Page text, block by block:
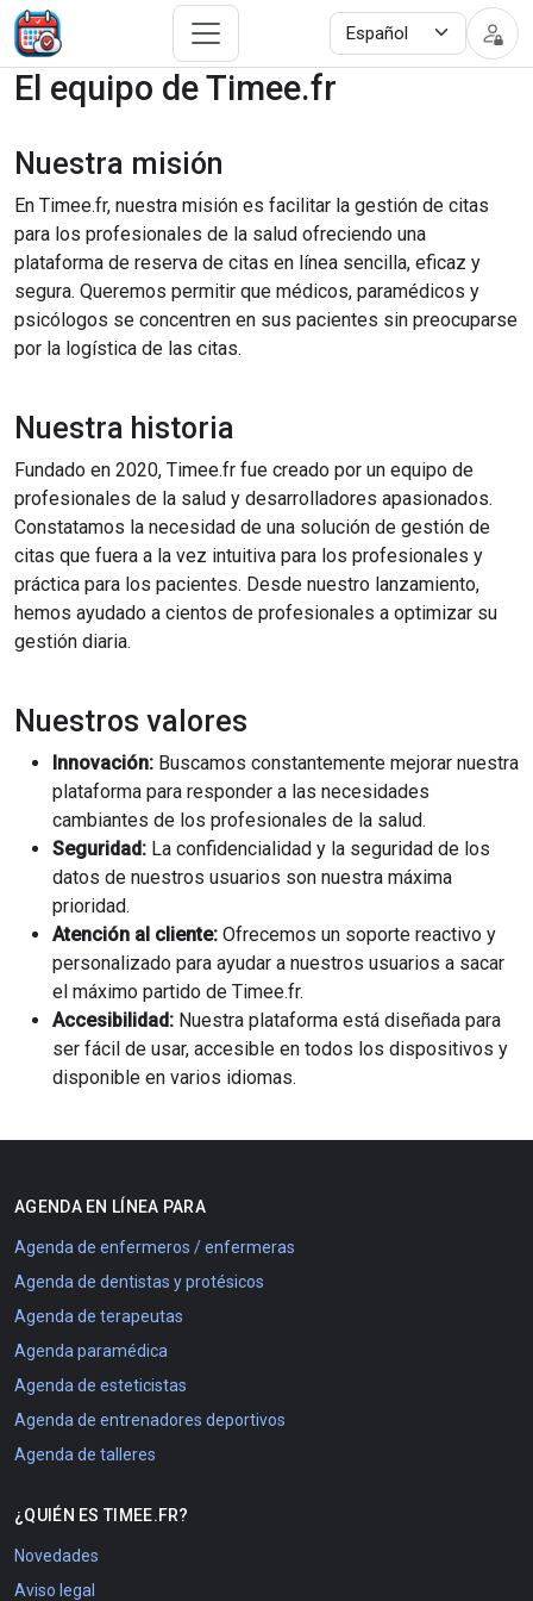
El equipo de Timee.fr
Nuestra misión
En Timee.fr, nuestra misión es facilitar la gestión de citas
para los profesionales de la salud ofreciendo una
plataforma de reserva de citas en línea sencilla, eficaz y
segura. Queremos permitir que médicos, paramédicos y
psicólogos se concentren en sus pacientes sin preocuparse
por la logística de las citas.
Nuestra historia
Fundado en 2020, Timee.fr fue creado por un equipo de
profesionales de la salud y desarrolladores apasionados.
Constatamos la necesidad de una solución de gestión de
citas que fuera a la vez intuitiva para los profesionales y
práctica para los pacientes. Desde nuestro lanzamiento,
hemos ayudado a cientos de profesionales a optimizar su
gestión diaria.
Nuestros valores
Innovación: Buscamos constantemente mejorar nuestra
plataforma para responder a las necesidades
cambiantes de los profesionales de la salud.
Seguridad: La confidencialidad y la seguridad de los
datos de nuestros usuarios son nuestra máxima
prioridad.
Atención al cliente: Ofrecemos un soporte reactivo y
personalizado para ayudar a nuestros usuarios a sacar
el máximo partido de Timee.fr.
Accesibilidad: Nuestra plataforma está diseñada para
ser fácil de usar, accesible en todos los dispositivos y
disponible en varios idiomas.
AGENDA EN LÍNEA PARA
Agenda de enfermeros / enfermeras
Agenda de dentistas y protésicos
Agenda de terapeutas
Agenda paramédica
Agenda de esteticistas
Agenda de entrenadores deportivos
Agenda de talleres
¿QUIÉN ES TIMEE.FR?
Novedades
Aviso legal